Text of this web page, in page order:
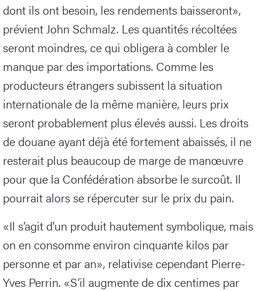
dont ils ont besoin, les rendements baisseront»,
prévient John Schmalz. Les quantités récoltées
seront moindres, ce qui obligera à combler le
manque par des importations. Comme les
producteurs étrangers subissent la situation
internationale de la même manière, leurs prix
seront probablement plus élevés aussi. Les droits
de douane ayant déjà été fortement abaissés, il ne
resterait plus beaucoup de marge de manœuvre
pour que la Confédération absorbe le surcoût. Il
pourrait alors se répercuter sur le prix du pain.
«Il s’agit d’un produit hautement symbolique, mais
on en consomme environ cinquante kilos par
personne et par an», relativise cependant Pierre-
Yves Perrin. «S’il augmente de dix centimes par